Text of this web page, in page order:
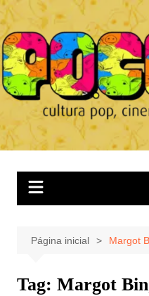
Ir
para
o
conteúdo
Página inicial Margot
Tag: Margot